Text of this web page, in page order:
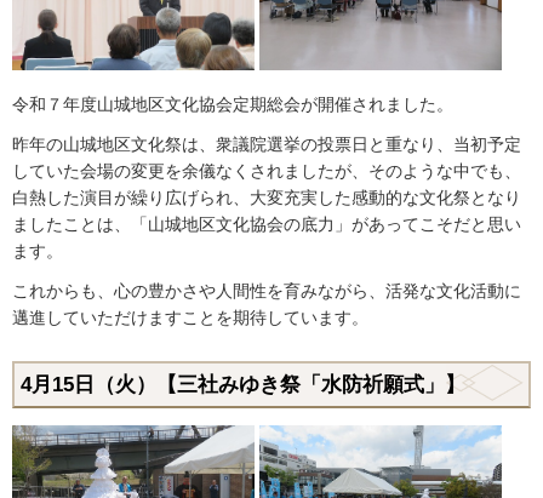
令和７年度山城地区文化協会定期総会が開催されました。
昨年の山城地区文化祭は、衆議院選挙の投票日と重なり、当初予定
していた会場の変更を余儀なくされましたが、そのような中でも、
白熱した演目が繰り広げられ、大変充実した感動的な文化祭となり
ましたことは、「山城地区文化協会の底力」があってこそだと思い
ます。
これからも、心の豊かさや人間性を育みながら、活発な文化活動に
邁進していただけますことを期待しています。
4月15日（火）【三社みゆき祭「水防祈願式」】